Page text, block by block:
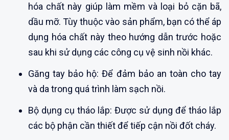
hóa chất này giúp làm mềm và loại bỏ cặn bã,
dầu mỡ. Tùy thuộc vào sản phẩm, bạn có thể áp
dụng hóa chất này theo hướng dẫn trước hoặc
sau khi sử dụng các công cụ vệ sinh nồi khác.
Găng tay bảo hộ: Để đảm bảo an toàn cho tay
và da trong quá trình làm sạch nồi.
Bộ dụng cụ tháo lắp: Được sử dụng để tháo lắp
các bộ phận cần thiết để tiếp cận nồi đốt cháy.